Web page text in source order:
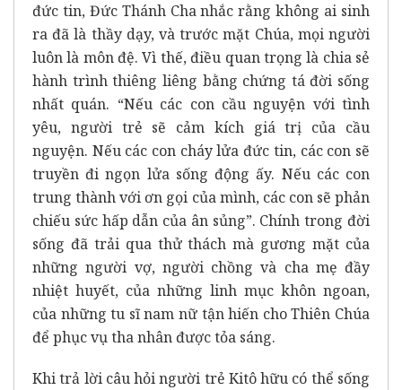
đức tin, Đức Thánh Cha nhắc rằng không ai sinh
ra đã là thầy dạy, và trước mặt Chúa, mọi người
luôn là môn đệ. Vì thế, điều quan trọng là chia sẻ
hành trình thiêng liêng bằng chứng tá đời sống
nhất quán. “Nếu các con cầu nguyện với tình
yêu, người trẻ sẽ cảm kích giá trị của cầu
nguyện. Nếu các con cháy lửa đức tin, các con sẽ
truyền đi ngọn lửa sống động ấy. Nếu các con
trung thành với ơn gọi của mình, các con sẽ phản
chiếu sức hấp dẫn của ân sủng”. Chính trong đời
sống đã trải qua thử thách mà gương mặt của
những người vợ, người chồng và cha mẹ đầy
nhiệt huyết, của những linh mục khôn ngoan,
của những tu sĩ nam nữ tận hiến cho Thiên Chúa
để phục vụ tha nhân được tỏa sáng.
Khi trả lời câu hỏi người trẻ Kitô hữu có thể sống